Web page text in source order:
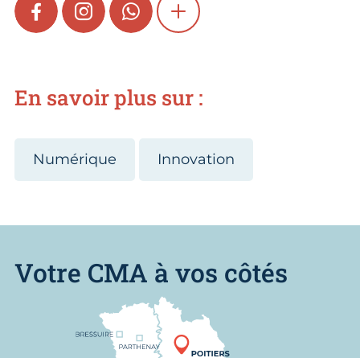
FACEBOOKINSTAGRAMWHATSAPPSHOW MORE
En savoir plus sur :
Numérique Innovation
Votre CMA à vos côtés